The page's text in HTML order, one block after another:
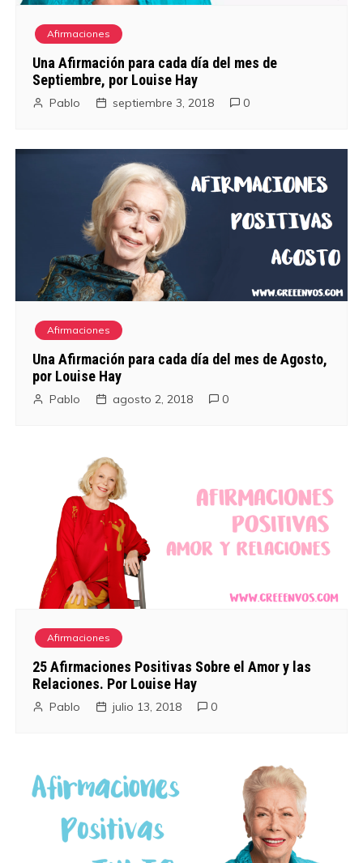
Afirmaciones
Una Afirmación para cada día del mes de
Septiembre, por Louise Hay
Pablo septiembre 3, 2018 0
Afirmaciones
Una Afirmación para cada día del mes de Agosto,
por Louise Hay
Pablo agosto 2, 2018 0
Afirmaciones
25 Afirmaciones Positivas Sobre el Amor y las
Relaciones. Por Louise Hay
Pablo julio 13, 2018 0